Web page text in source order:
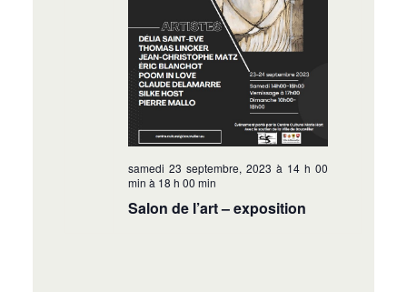
Salon de l’art – exposition
samedi 23 septembre, 2023 à 14 h 00
min à 18 h 00 min